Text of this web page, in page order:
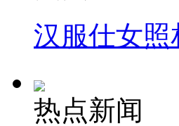
汉服仕女
热点新闻